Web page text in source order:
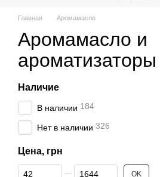
Главная Аромамасло
Аромамасло и
Наличие
В наличии 184
Нет в наличии 326
Цена, грн
От Цена, грн
До Цена, грн OK